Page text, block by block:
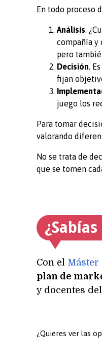
En todo proceso
Análisis.
compañía y
pero
Decisión.
fijan
juego los
Para tomar
valorando
No se trata de
que se tomen
Con el Máster
plan de
y docentes
¿Quieres ver las